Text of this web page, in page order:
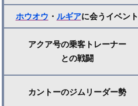
ホウオウ ・ ルギアに会うイベント
アクア号の乗客トレーナー
との戦闘
カントーのジムリーダー勢